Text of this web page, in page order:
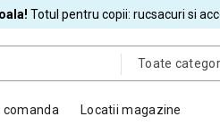
Totul pentru copii: rucsacuri si
Toate
comanda Locatii magazine